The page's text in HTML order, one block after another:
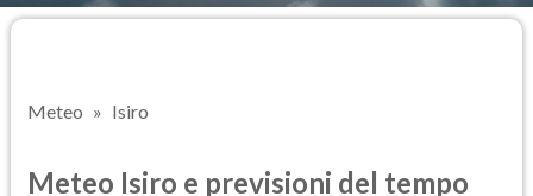
Meteo Isiro
Meteo Isiro e previsioni del tempo